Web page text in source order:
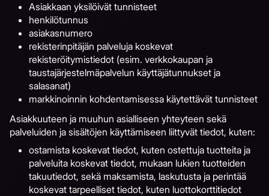
Asiakkaan yksilöivät tunnisteet
henkilötunnus
asiakasnumero
rekisterinpitäjän palveluja koskevat
rekisteröitymistiedot (esim. verkkokaupan ja
taustajärjestelmäpalvelun käyttäjätunnukset ja
salasanat)
markkinoinnin kohdentamisessa käytettävät tunnisteet
Asiakkuuteen ja muuhun asialliseen yhteyteen sekä
palveluiden ja sisältöjen käyttämiseen liittyvät tiedot, kuten:
ostamista koskevat tiedot, kuten ostettuja tuotteita ja
palveluita koskevat tiedot, mukaan lukien tuotteiden
takuutiedot, sekä maksamista, laskutusta ja perintää
koskevat tarpeelliset tiedot, kuten luottokorttitiedot